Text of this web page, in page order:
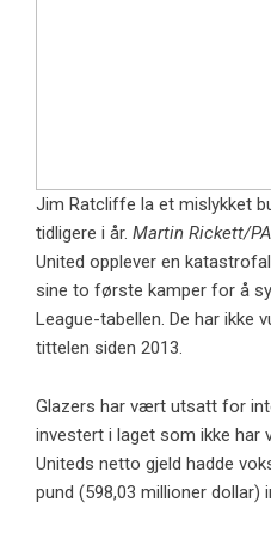
Jim Ratcliffe la et mislykket
tidligere i år. Martin Rickett/
United opplever en
sine to første kamper for å
League-tabellen. De har ikke
tittelen siden 2013.
Glazers har vært utsatt for
investert i laget som ikke har
Uniteds netto gjeld hadde
pund (598,03 millioner dollar)